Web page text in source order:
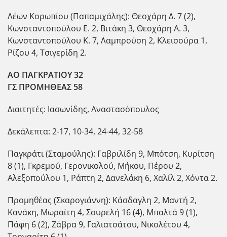
Λέων Κορωπίου (Παπαμιχάλης): Θεοχάρη Δ. 7 (2),
Κωνσταντοπούλου Ε. 2, Βιτάκη 3, Θεοχάρη Α. 3,
Κωνσταντοπούλου Κ. 7, Λαμπρούση 2, Κλεισούρα 1,
Ρίζου 4, Τσιγερίδη 2.
ΑΟ ΠΑΓΚΡΑΤΙΟΥ 32
ΓΣ ΠΡΟΜΗΘΕΑΣ 58
Διαιτητές: Ιασωνίδης, Αναστασόπουλος
Δεκάλεπτα: 2-17, 10-34, 24-44, 32-58
Παγκράτι (Σταμούλης): Γαβριλίδη 9, Μπότση, Κυρίτση
8 (1), Γκρεμού, Γερονικολού, Μήκου, Πέρου 2,
Αλεξοπούλου 1, Ράπτη 2, Δανελάκη 6, Χαλίλ 2, Χόντα 2.
Προμηθέας (Σκαρογιάννη): Κάσδαγλη 2, Μαντή 2,
Κανάκη, Μωραϊτη 4, Σουρελή 16 (4), Μπαλτά 9 (1),
Πάφη 6 (2), Ζάβρα 9, Γαλιατσάτου, Νικολέτου 4,